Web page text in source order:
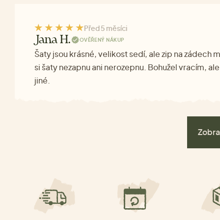
Před 5 měsíci
Jana H. OVĚŘENÝ NÁKUP
Šaty jsou krásné, velikost sedí, ale zip na zádech
si šaty nezapnu ani nerozepnu. Bohužel vracím,
jiné.